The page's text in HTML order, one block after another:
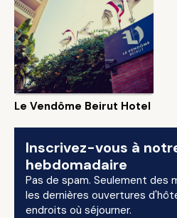
Le Vendôme Beirut Hotel
Inscrivez-vous à
hebdomadaire
Pas de spam. Seulement des
les dernières ouvertures
endroits où séjourner.